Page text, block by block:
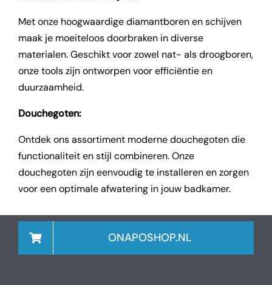
Met onze hoogwaardige diamantboren en schijven
maak je moeiteloos doorbraken in diverse
materialen. Geschikt voor zowel nat- als droogboren,
onze tools zijn ontworpen voor efficiëntie en
duurzaamheid.
Douchegoten:
Ontdek ons assortiment moderne douchegoten die
functionaliteit en stijl combineren. Onze
douchegoten zijn eenvoudig te installeren en zorgen
voor een optimale afwatering in jouw badkamer.
ONAPOSHOP.NL